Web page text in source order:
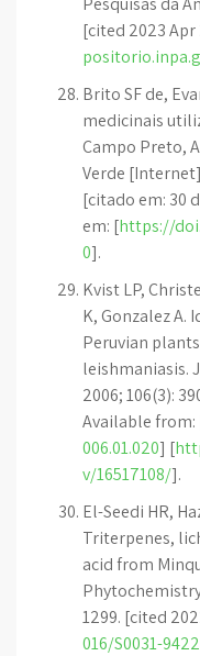
[cited 2023
Brito SF de,
medicinais
Campo Preto,
Verde
[citado em: 30
em: [https://
0].
Kvist LP,
K, Gonzalez
Peruvian
leishmaniasis.
2006; 106(3):
Available from:
006.01.020] [
v/16517108/].
El-Seedi HR,
Triterpenes,
acid from
1299. [cited
016/S0031-